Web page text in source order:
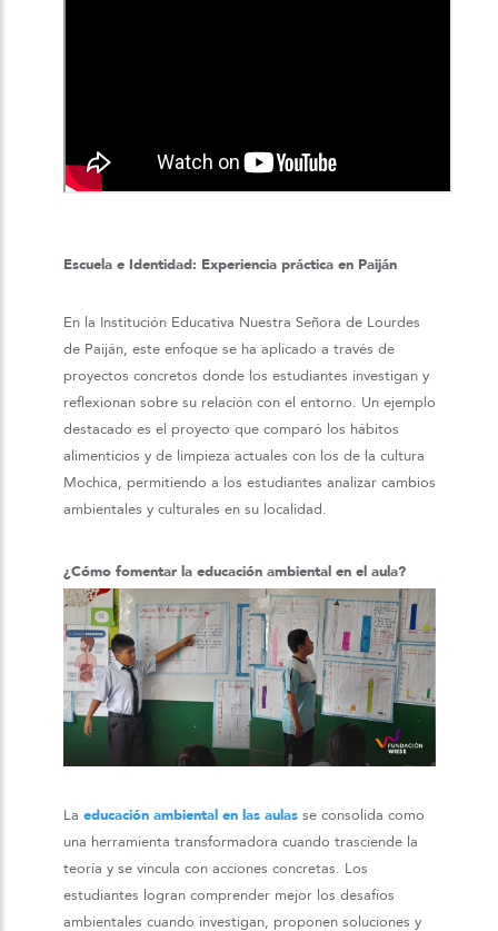
Escuela e Identidad: Experiencia práctica en Paiján
En la Institución Educativa Nuestra Señora de Lourdes
de Paiján, este enfoque se ha aplicado a través de
proyectos concretos donde los estudiantes investigan y
reflexionan sobre su relación con el entorno. Un ejemplo
destacado es el proyecto que comparó los hábitos
alimenticios y de limpieza actuales con los de la cultura
Mochica, permitiendo a los estudiantes analizar cambios
ambientales y culturales en su localidad.
¿Cómo fomentar la educación ambiental en el aula?
La educación ambiental en las aulasse consolida como
una herramienta transformadora cuando trasciende la
teoría y se vincula con acciones concretas. Los
estudiantes logran comprender mejor los desafíos
ambientales cuando investigan, proponen soluciones y